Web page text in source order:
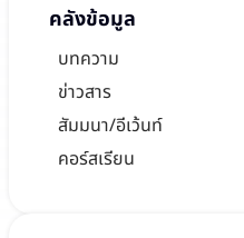
คลังข้อมูล
บทความ
ข่าวสาร
สัมมนา/อีเว้นท์
คอร์สเรียน